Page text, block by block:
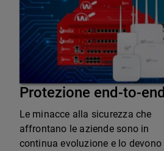
Protezione end-to-end
Le minacce alla sicurezza che
affrontano le aziende sono in
continua evoluzione e lo devono